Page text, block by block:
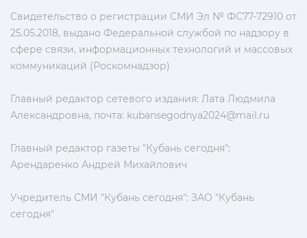
Свидетельство о регистрации СМИ Эл № ФС77-72910 от
25.05.2018, выдано Федеральной службой по надзору в
сфере связи, информационных технологий и массовых
коммуникаций (Роскомнадзор)
Главный редактор сетевого издания: Лата Людмила
Александровна, почта: kubansegodnya2024@mail.ru
Главный редактор газеты "Кубань сегодня":
Арендаренко Андрей Михайлович
Учредитель СМИ "Кубань сегодня": ЗАО "Кубань
сегодня"